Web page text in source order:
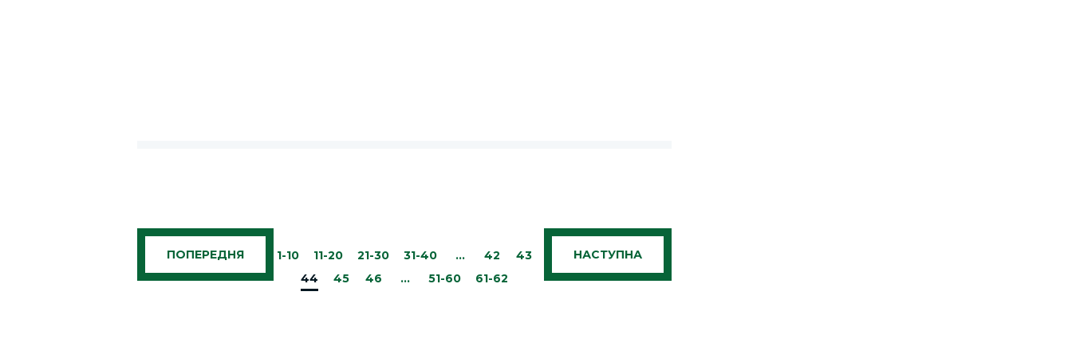
ПОПЕРЕДНЯ 1-10 11-20 21-30 31-40 … 42
43
44
45 46 … 51-60 61-62
НАСТУПНА